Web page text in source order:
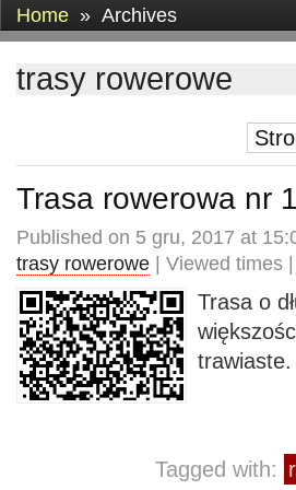
Home » Archives
trasy rowerowe
Trasa rowerowa nr
Published on 5 gru, 2017 at
trasy rowerowe | Viewed times |
Trasa o
trawiaste.
Tagged with: